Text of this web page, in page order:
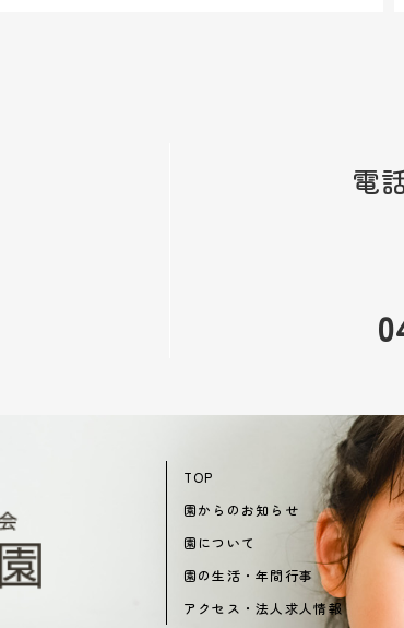
電
TOP
園からのお知らせ
園について
園の生活・年間行事
アクセス・法人求人情報